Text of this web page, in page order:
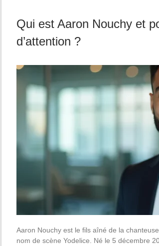
Qui est Aaron Nouchy et
d’attention ?
Aaron Nouchy est le fils aîné de la
nom de scène Yodelice. Né le 5 décembre